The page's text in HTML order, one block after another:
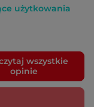
użytkowania
wszystkie
opinie